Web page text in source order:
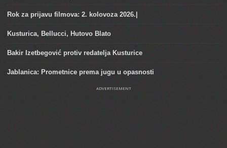
Rok za prijavu filmova: 2. kolovoza 2026.|
Kusturica, Bellucci, Hutovo Blato
Bakir Izetbegović protiv redatelja Kusturice
Jablanica: Prometnice prema jugu u opasnosti
ADVERTISEMENT